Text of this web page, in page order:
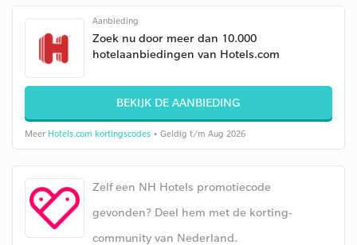
Aanbieding
Zoek nu door meer dan 10.000
hotelaanbiedingen van Hotels.com
BEKIJK DE AANBIEDING
Meer Hotels.com kortingscodes • Geldig t/m Aug 2026
Zelf een NH Hotels promotiecode
gevonden? Deel hem met de korting-
community van Nederland.